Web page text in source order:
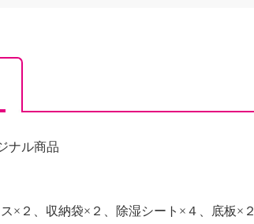
ナル商品
ス×２、収納袋×２、除湿シート×４、底板×２